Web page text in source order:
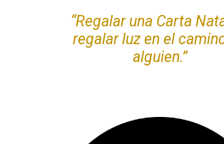
“Regalar una Carta
regalar luz en el
alguien.”